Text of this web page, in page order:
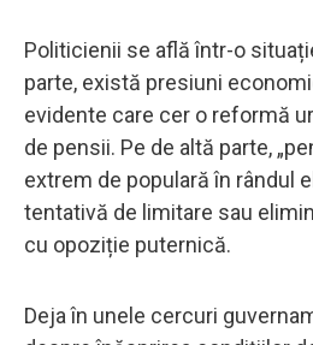
Politicienii se află într-o
parte, există presiuni
evidente care cer o reformă
de pensii. Pe de altă parte,
extrem de populară în rândul
tentativă de limitare sau
cu opoziție puternică.
Deja în unele cercuri